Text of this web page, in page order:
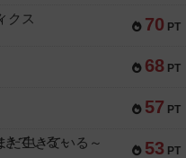
70 PT
クス
68 PT
57 PT
53 PT
生きている～